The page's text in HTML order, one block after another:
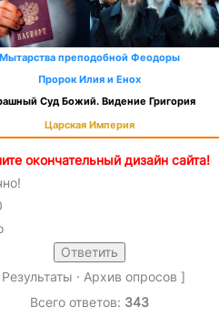
Мытарства преподобной Феодоры
Пророк Илия и Енох
Суд Божий. Видение Григория
Царская Империя
окончательный дизайн сайта!
Результаты · Архив опросов ]
Всего ответов: 343